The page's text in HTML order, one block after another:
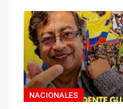
NACIONALES